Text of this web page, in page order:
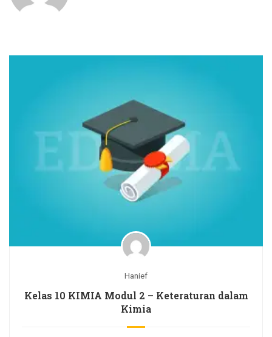
Hanief
Kelas 10 KIMIA Modul 2 – Keteraturan dalam
Kimia